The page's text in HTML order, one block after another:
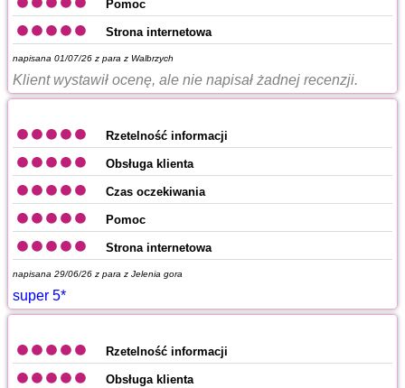
Pomoc
Strona internetowa
napisana 01/07/26 z para z Walbrzych
Klient wystawił ocenę, ale nie napisał żadnej recenzji.
Rzetelność informacji
Obsługa klienta
Czas oczekiwania
Pomoc
Strona internetowa
napisana 29/06/26 z para z Jelenia gora
super 5*
Rzetelność informacji
Obsługa klienta